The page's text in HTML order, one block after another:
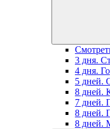
3 дня.
4 дня.
5 дней.
8 дней.
7 дней.
8 дней.
8 дней.